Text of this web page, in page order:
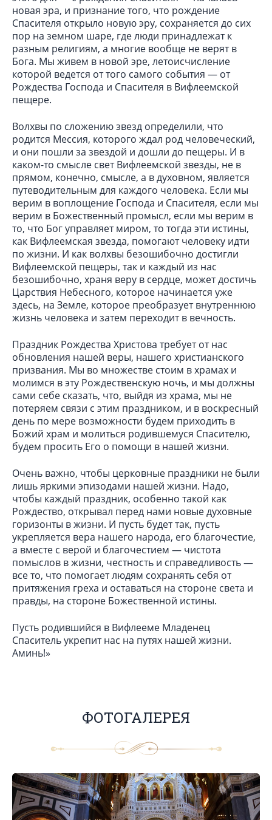
новая эра, и признание того, что рождение
Спасителя открыло новую эру, сохраняется до сих
пор на земном шаре, где люди принадлежат к
разным религиям, а многие вообще не верят в
Бога. Мы живем в новой эре, летоисчисление
которой ведется от того самого события — от
Рождества Господа и Спасителя в Вифлеемской
пещере.
Волхвы по сложению звезд определили, что
родится Мессия, которого ждал род человеческий,
и они пошли за звездой и дошли до пещеры. И в
каком-то смысле свет Вифлеемской звезды, не в
прямом, конечно, смысле, а в духовном, является
путеводительным для каждого человека. Если мы
верим в воплощение Господа и Спасителя, если мы
верим в Божественный промысл, если мы верим в
то, что Бог управляет миром, то тогда эти истины,
как Вифлеемская звезда, помогают человеку идти
по жизни. И как волхвы безошибочно достигли
Вифлеемской пещеры, так и каждый из нас
безошибочно, храня веру в сердце, может достичь
Царствия Небесного, которое начинается уже
здесь, на Земле, которое преобразует внутреннюю
жизнь человека и затем переходит в вечность.
Праздник Рождества Христова требует от нас
обновления нашей веры, нашего христианского
призвания. Мы во множестве стоим в храмах и
молимся в эту Рождественскую ночь, и мы должны
сами себе сказать, что, выйдя из храма, мы не
потеряем связи с этим праздником, и в воскресный
день по мере возможности будем приходить в
Божий храм и молиться родившемуся Спасителю,
будем просить Его о помощи в нашей жизни.
Очень важно, чтобы церковные праздники не были
лишь яркими эпизодами нашей жизни. Надо,
чтобы каждый праздник, особенно такой как
Рождество, открывал перед нами новые духовные
горизонты в жизни. И пусть будет так, пусть
укрепляется вера нашего народа, его благочестие,
а вместе с верой и благочестием — чистота
помыслов в жизни, честность и справедливость —
все то, что помогает людям сохранять себя от
притяжения греха и оставаться на стороне света и
правды, на стороне Божественной истины.
Пусть родившийся в Вифлееме Младенец
Спаситель укрепит нас на путях нашей жизни.
Аминь!»
ФОТОГАЛЕРЕЯ